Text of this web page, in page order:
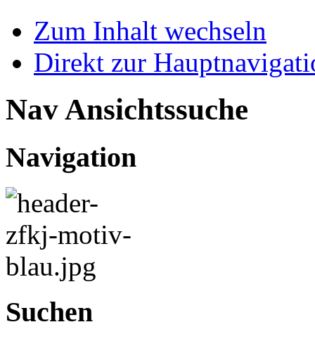
Zum Inhalt wechseln
Direkt zur
Nav Ansichtssuche
Navigation
Suchen